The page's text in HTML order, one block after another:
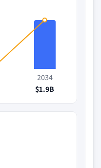
2034
$1.9B